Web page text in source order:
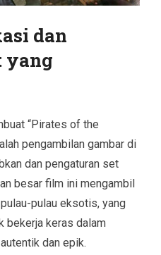
dan
yang
“Pirates of the
pengambilan gambar di
dan pengaturan set
besar film ini mengambil
pulau eksotis, yang
bekerja keras dalam
dan epik.